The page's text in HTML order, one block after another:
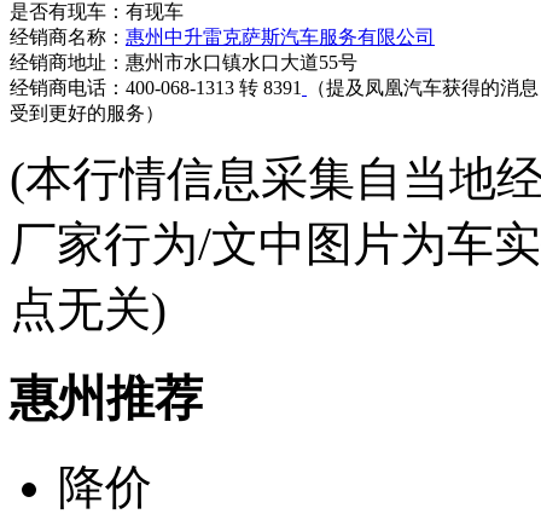
是否有现车：有现车
经销商名称： 惠州中升雷克萨斯汽车服务有限公司
经销商地址：惠州市水口镇水口大道55号
经销商电话：400-068-1313 转 8391
（提及凤凰汽车获得的消
受到更好的服务）
(本行情信息采集自当地
厂家行为/文中图片为车
点无关)
惠州推荐
降价